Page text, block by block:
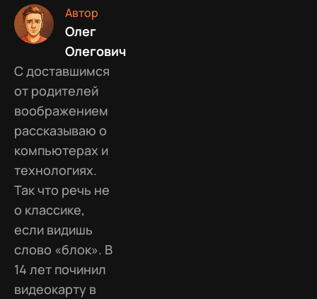
Автор
Олег
Олегович
С доставшимся
от родителей
воображением
рассказываю о
компьютерах и
технологиях.
Так что речь не
о классике,
если видишь
слово «блок». В
14 лет починил
видеокарту в